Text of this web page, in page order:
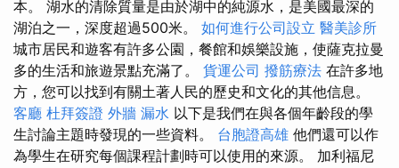
本。 湖水的清除質量是由於湖中的純源水，是美國最深的
湖泊之一，深度超過500米。 如何進行公司設立 醫美診所
城市居民和遊客有許多公園，餐館和娛樂設施，使薩克拉曼
多的生活和旅遊景點充滿了。 貨運公司 撥筋療法 在許多地
方，您可以找到有關土著人民的歷史和文化的其他信息。
客廳 杜拜簽證 外牆 漏水 以下是我們在與各個年齡段的學
生討論主題時發現的一些資料。 台胞證高雄 他們還可以作
為學生在研究每個課程計劃時可以使用的來源。 加利福尼